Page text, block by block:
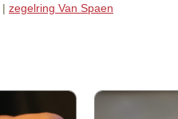
| zegelring Van Spaen